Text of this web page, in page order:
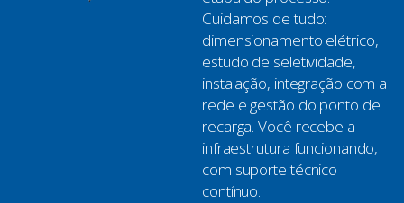
Cuidamos de tudo:
dimensionamento elétrico,
estudo de seletividade,
instalação, integração com a
rede e gestão do ponto de
recarga. Você recebe a
infraestrutura funcionando,
com suporte técnico
contínuo.